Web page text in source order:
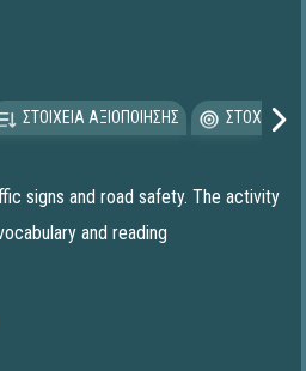
ΣΤΟΙΧΕΙΑ ΑΞΙΟΠΟΙΗΣΗΣ
signs and road safety. The activity
and reading